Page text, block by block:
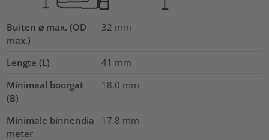
Buiten ⌀ max. (OD
max.)
32 mm
Lengte (L) 41 mm
Minimaal boorgat
(B)
18.0 mm
Minimale binnendia
meter
17.8 mm